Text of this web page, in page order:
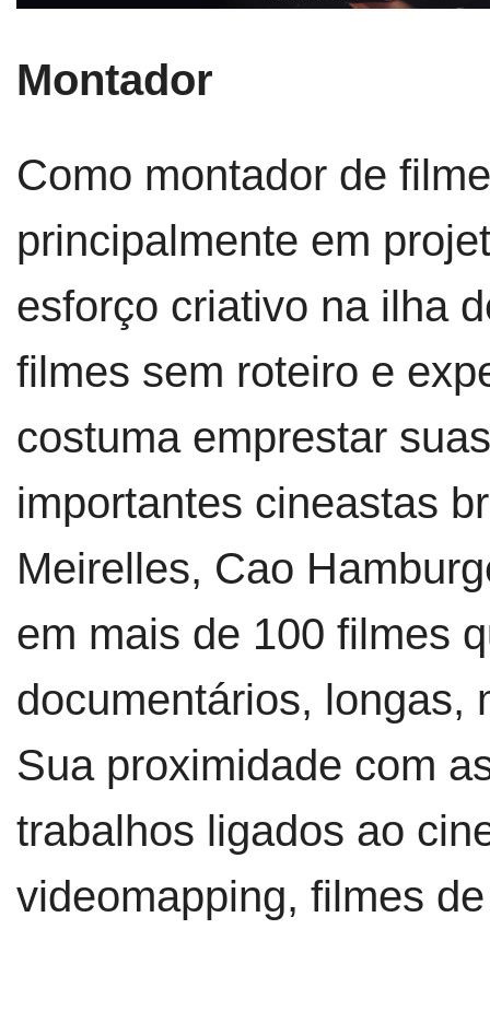
Montador
Como montador de
principalmente em
esforço criativo na ilha
filmes sem roteiro e
costuma emprestar
importantes cineastas
Meirelles, Cao
em mais de 100 filmes
documentários, longas,
Sua proximidade com
trabalhos ligados ao
videomapping, filmes